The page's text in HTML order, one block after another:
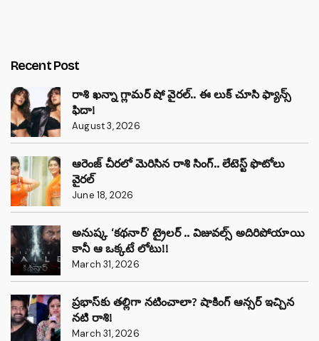
Recent Post
రాశి ఖన్నా గ్లామర్ షో వైరల్.. ఈ లుక్ చూసి ఫ్యాన్స్
ఫిదా!
August 3, 2026
ఆరెంజ్ చీరలో మెరిసిన రాశి సింగ్.. లేటెస్ట్ ఫొటోలు
వైరల్
June 18, 2026
అనుష్క ‘కథనార్’ ట్రైలర్ .. విజువల్స్ అదిరిపోయాయి
కానీ ఆ ఒక్కటే లోటు!!
March 31, 2026
ప్రభాస్‌కు తల్లిగా నటించాలా? షాకింగ్ ఆన్సర్ ఇచ్చిన
నటి రాశి!
March 31, 2026